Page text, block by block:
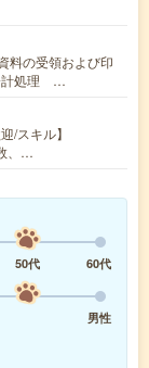
料の受領および印
計処理 …
/スキル】
、…
50代
60代
男性